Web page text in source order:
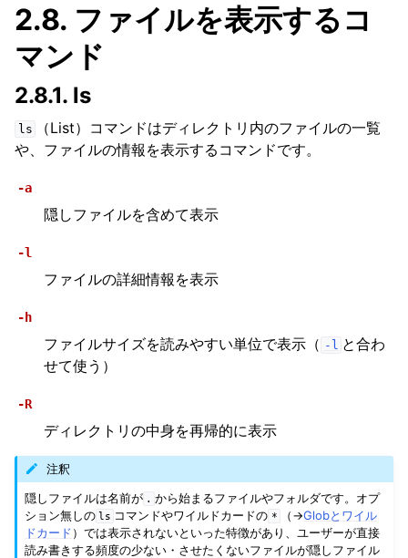
2.8. ファイルを表示するコ
マンド
2.8.1. ls
ls
（List）コマンドはディレクトリ内のファイルの一覧
や、ファイルの情報を表示するコマンドです。
-a
隠しファイルを含めて表示
-l
ファイルの詳細情報を表示
-h
ファイルサイズを読みやすい単位で表示（ -l と合わ
せて使う）
-R
ディレクトリの中身を再帰的に表示
注釈
隠しファイルは名前が . から始まるファイルやフォルダです。オプ
ション無しの ls コマンドやワイルドカードの * （→Globとワイル
ドカード）では表示されないといった特徴があり、ユーザーが直接
読み書きする頻度の少ない・させたくないファイルが隠しファイル